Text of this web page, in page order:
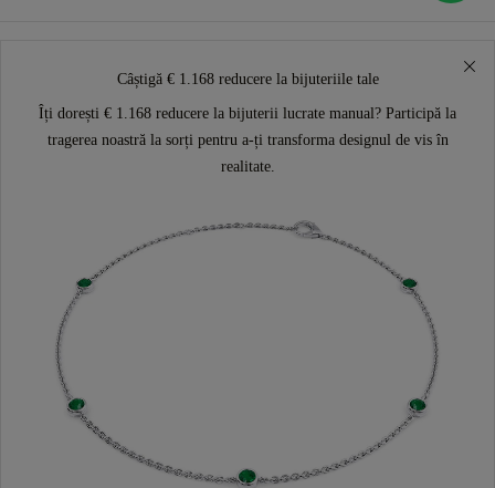
Câștigă € 1.168 reducere la bijuteriile tale
Îți dorești € 1.168 reducere la bijuterii lucrate manual? Participă la
tragerea noastră la sorți pentru a-ți transforma designul de vis în
realitate.